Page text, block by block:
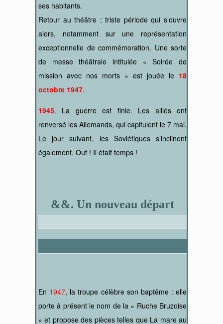
ses habitants.
Retour au théâtre : triste période qui s’ouvre
alors, notamment sur une représentation
exceptionnelle de commémoration. Une sorte
de messe théâtrale intitulée « Soirée de
mission avec nos morts » est jouée le 18
octobre 1947.
1945. La guerre est finie. Les alliés ont
renversé les Allemands, qui capitulent le 7 mai.
Le jour suivant, les Soviétiques s’inclinent
également. Ouf ! Il était temps !
&&. Un nouveau départ
En 1947, la troupe célèbre son baptême : elle
porte à présent le nom de la « Ruche Bruzoise
» et propose des pièces telles que La mare au